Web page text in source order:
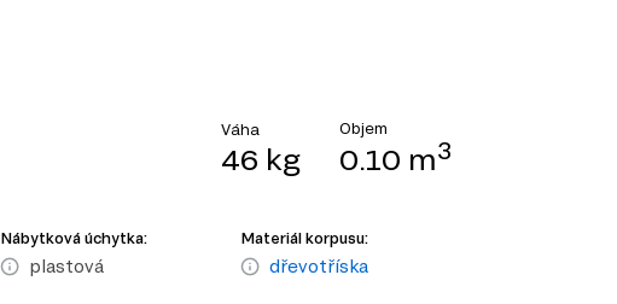
Váha
46 kg
Objem
0.10 m3
Nábytková úchytka:
plastová
Materiál korpusu:
dřevotříska